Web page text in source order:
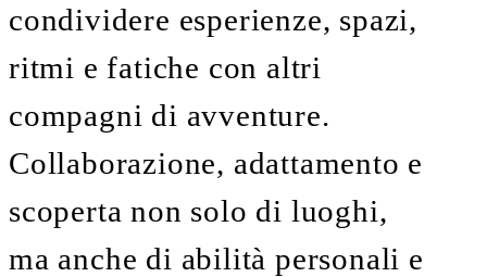
condividere esperienze, spazi,
ritmi e fatiche con altri
compagni di avventure.
Collaborazione, adattamento e
scoperta non solo di luoghi,
ma anche di abilità personali e